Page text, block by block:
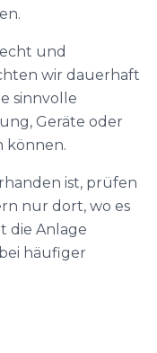
und
wir dauerhaft
sinnvolle
Geräte oder
können.
ist, prüfen
nur dort, wo es
die Anlage
häufiger